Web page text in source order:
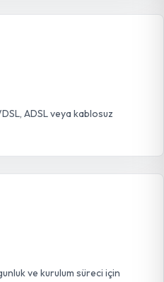
ADSL veya kablosuz
ve kurulum süreci için